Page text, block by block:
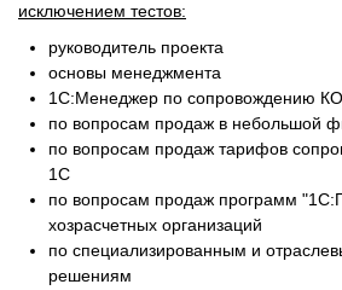
исключением тестов:
руководитель проекта
основы менеджмента
1С:Менеджер по сопровождению
по вопросам продаж в небольшой
по вопросам продаж тарифов
1С
по вопросам продаж программ
хозрасчетных организаций
по специализированным и
решениям